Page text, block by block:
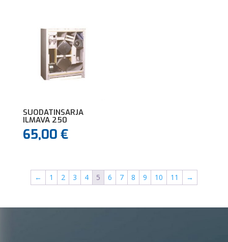
SUODATINSARJA
ILMAVA 250
65,00 €
← 1 2 3 4 5 6 7 8 9 10 11 →